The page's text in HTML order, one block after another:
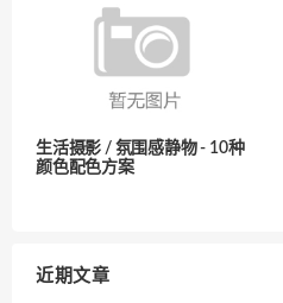
生活摄影 / 氛围感静物 - 10种
颜色配色方案
近期文章